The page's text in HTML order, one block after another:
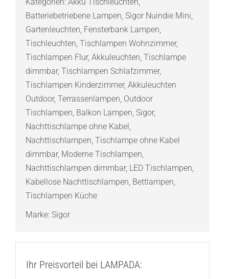
feuerrot
USB-
C
Menge
Batteriebetriebene Lampen, Sigor Nuindie Mini,
Gartenleuchten, Fensterbank Lampen,
Tischleuchten, Tischlampen Wohnzimmer,
Tischlampen Flur, Akkuleuchten, Tischlampe
dimmbar, Tischlampen Schlafzimmer,
Tischlampen Kinderzimmer, Akkuleuchten
Outdoor, Terrassenlampen, Outdoor
Tischlampen, Balkon Lampen, Sigor,
Nachttischlampe ohne Kabel,
Nachttischlampen, Tischlampe ohne Kabel
dimmbar, Moderne Tischlampen,
Nachttischlampen dimmbar, LED Tischlampen,
Kabellose Nachttischlampen, Bettlampen,
Tischlampen Küche
Marke: Sigor
Ihr Preisvorteil bei LAMPADA: